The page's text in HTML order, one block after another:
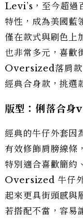
Levi’s，至今超過
特性，成為美國藍
僅在款式與刷色上
也非常多元，喜歡
Oversized落肩款
經典合身款，挑選
版型：俐落合身
經典的牛仔外套因
有效修飾肩膀線條
特別適合喜歡簡約
Oversized 牛仔外
起來更具街頭感與
若搭配不當，容易